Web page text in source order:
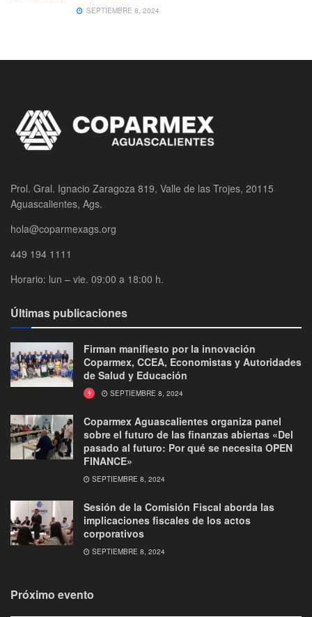
SEPTIEMBRE 8, 2024
Prol. Gral. Ignacio Zaragoza 819, Valle de las Trojes, 20115
Aguascalientes, Ags.
hola@coparmexags.org
449 194 1111
Horario: lun – vie. 09:00 a 18:00 h.
Últimas publicaciones
Firman manifiesto por la innovación
Coparmex, CCEA, Economistas y Autoridades
de Salud y Educación
SEPTIEMBRE 8, 2024
Coparmex Aguascalientes organiza panel
sobre el futuro de las finanzas abiertas «Del
pasado al futuro: Por qué se necesita OPEN
FINANCE»
SEPTIEMBRE 8, 2024
Sesión de la Comisión Fiscal aborda las
implicaciones fiscales de los actos
corporativos
SEPTIEMBRE 8, 2024
Próximo evento